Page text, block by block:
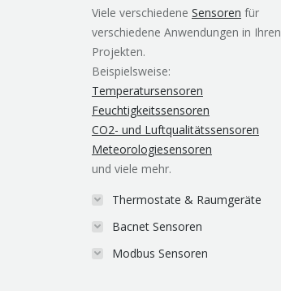
Viele verschiedene Sensoren für
verschiedene Anwendungen in Ihren
Projekten.
Beispielsweise:
Temperatursensoren
Feuchtigkeitssensoren
CO2- und Luftqualitätssensoren
Meteorologiesensoren
und viele mehr.
Thermostate & Raumgeräte
Bacnet Sensoren
Modbus Sensoren